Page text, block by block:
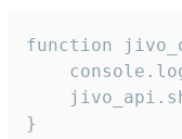
function
}